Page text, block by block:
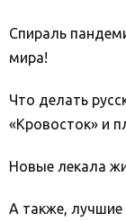
Спираль
мира!
Что делать
«Кровосток» и
Новые лекала
А также,